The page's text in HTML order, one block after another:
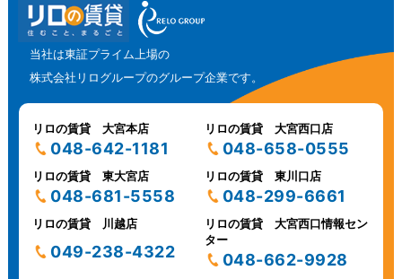
当社は東証プライム上場の
株式会社リログループのグループ企業です。
リロの賃貸 大宮本店
048-642-1181
リロの賃貸 大宮西口店
048-658-0555
リロの賃貸 東大宮店
048-681-5558
リロの賃貸 東川口店
048-299-6661
リロの賃貸 川越店
049-238-4322
リロの賃貸 大宮西口情報セン
ター
048-662-9928